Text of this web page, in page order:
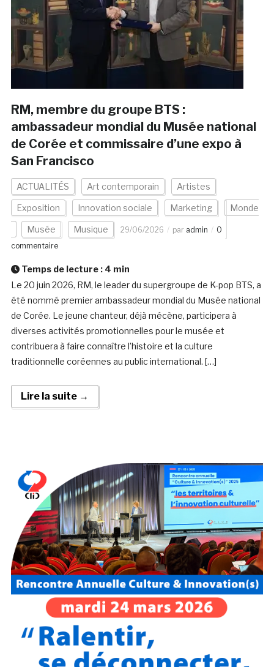
RM, membre du groupe BTS :
ambassadeur mondial du Musée national
de Corée et commissaire d’une expo à
San Francisco
ACTUALITÉS Art contemporain Artistes
Exposition Innovation sociale Marketing Monde
Musée Musique 29/06/2026 par admin
0
commentaire
Temps de lecture : 4 min
Le 20 juin 2026, RM, le leader du supergroupe de K-pop BTS, a
été nommé premier ambassadeur mondial du Musée national
de Corée. Le jeune chanteur, déjà mécène, participera à
diverses activités promotionnelles pour le musée et
contribuera à faire connaître l’histoire et la culture
traditionnelle coréennes au public international. […]
Lire la suite →